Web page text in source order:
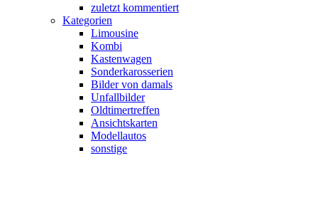
zuletzt kommentiert
Kategorien
Limousine
Kombi
Kastenwagen
Sonderkarosserien
Bilder von damals
Unfallbilder
Oldtimertreffen
Ansichtskarten
Modellautos
sonstige